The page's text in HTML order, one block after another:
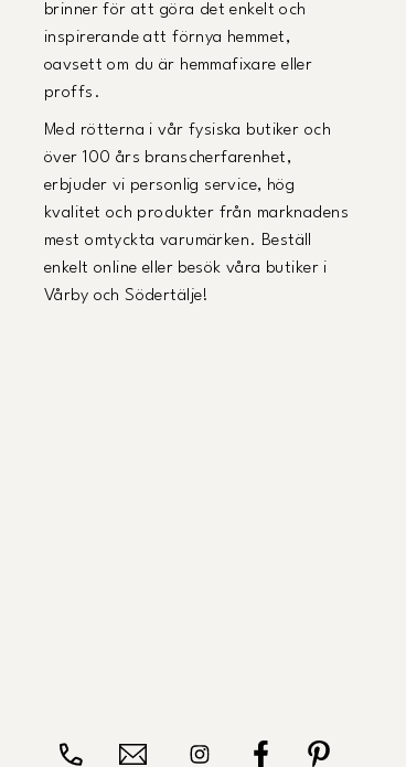
brinner för att göra det enkelt och
inspirerande att förnya hemmet,
oavsett om du är hemmafixare eller
proffs.
Med rötterna i vår fysiska butiker och
över 100 års branscherfarenhet,
erbjuder vi personlig service, hög
kvalitet och produkter från marknadens
mest omtyckta varumärken. Beställ
enkelt online eller besök våra butiker i
Vårby och Södertälje!